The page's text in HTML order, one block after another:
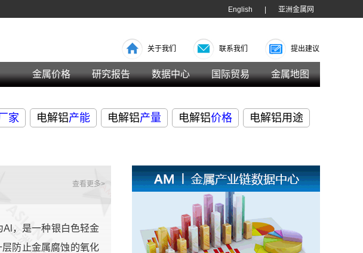
亚洲金属网
English
关于我们 联系我们 提出建议
金属价格 研究报告 数据中心 国际贸易 金属地图
家 电解铝产能 电解铝产量 电解铝价格
电解铝用途
查看更多>
Al，是一种银白色轻金
防止金属腐蚀的氧化